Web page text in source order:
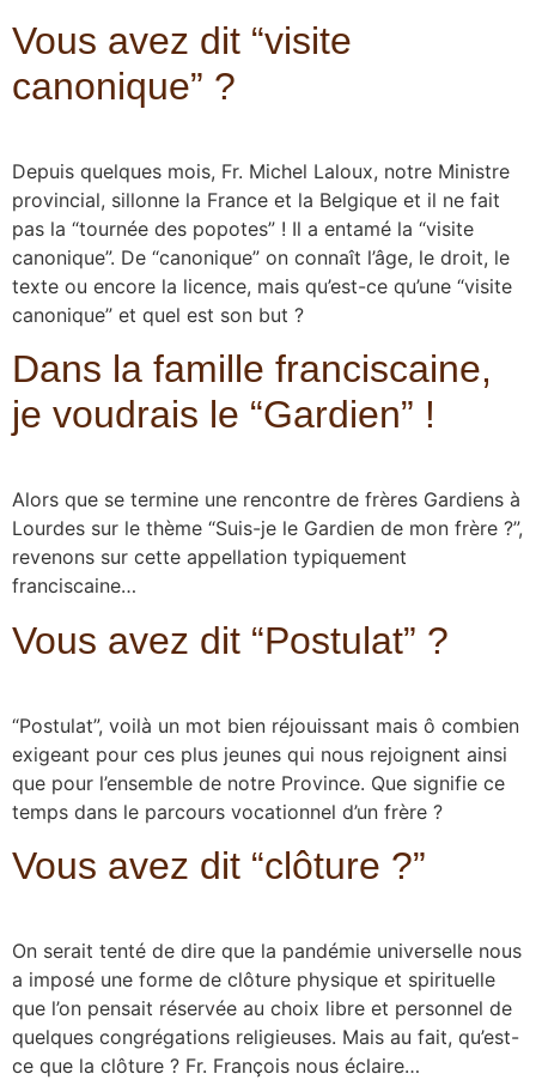
Vous avez dit “visite
canonique” ?
Depuis quelques mois, Fr. Michel Laloux, notre Ministre
provincial, sillonne la France et la Belgique et il ne fait
pas la “tournée des popotes” ! Il a entamé la “visite
canonique”. De “canonique” on connaît l’âge, le droit, le
texte ou encore la licence, mais qu’est-ce qu’une “visite
canonique” et quel est son but ?
Dans la famille franciscaine,
je voudrais le “Gardien” !
Alors que se termine une rencontre de frères Gardiens à
Lourdes sur le thème “Suis-je le Gardien de mon frère ?”,
revenons sur cette appellation typiquement
franciscaine…
Vous avez dit “Postulat” ?
“Postulat”, voilà un mot bien réjouissant mais ô combien
exigeant pour ces plus jeunes qui nous rejoignent ainsi
que pour l’ensemble de notre Province. Que signifie ce
temps dans le parcours vocationnel d’un frère ?
Vous avez dit “clôture ?”
On serait tenté de dire que la pandémie universelle nous
a imposé une forme de clôture physique et spirituelle
que l’on pensait réservée au choix libre et personnel de
quelques congrégations religieuses. Mais au fait, qu’est-
ce que la clôture ? Fr. François nous éclaire…